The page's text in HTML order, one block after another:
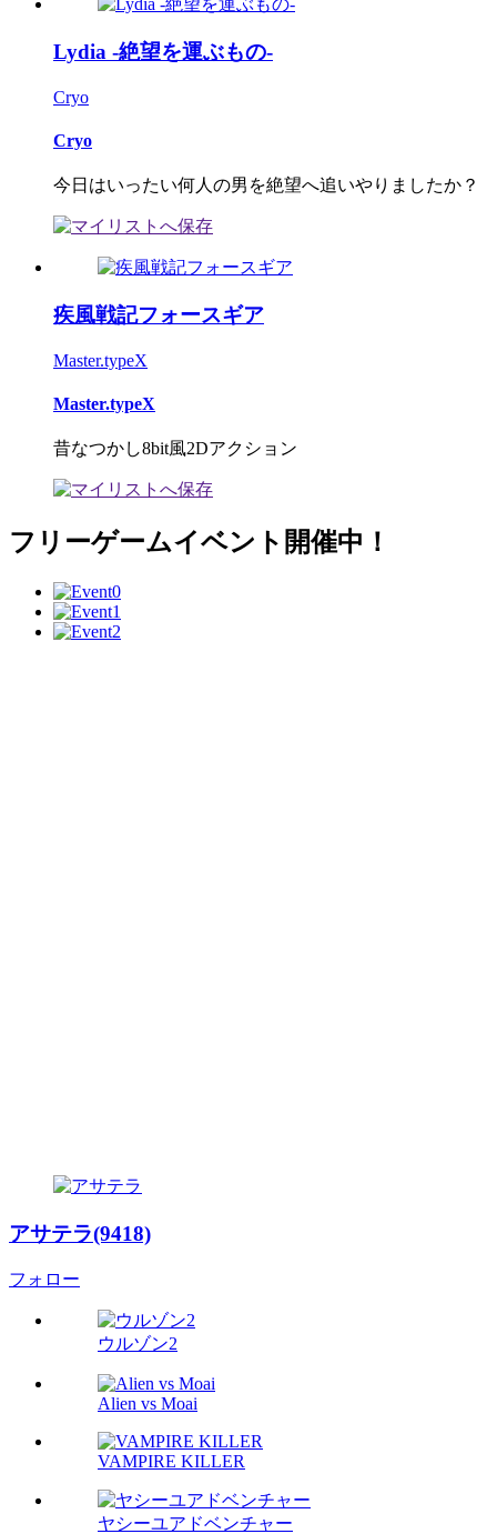
Lydia -絶望を運ぶもの-
Cryo
Cryo
今日はいったい何人の男を絶望へ追いやりましたか？
疾風戦記フォースギア
Master.typeX
Master.typeX
昔なつかし8bit風2Dアクション
フリーゲームイベント開催中！
アサテラ(9418)
フォロー
ウルゾン2
Alien vs Moai
VAMPIRE KILLER
ヤシーユアドベンチャー